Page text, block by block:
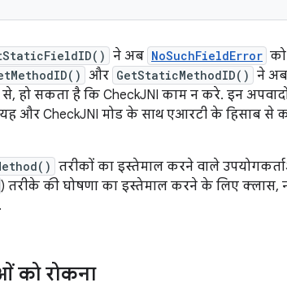
ने अब NoSuchFieldError
और GetStaticMethodID() ने अब
हो सकता है कि CheckJNI काम न करे. इन
और CheckJNI मोड के साथ एआरटी के हिसाब से
तरीकों का इस्तेमाल करने वाले
) तरीके की घोषणा का इस्तेमाल करने के लिए
को रोकना